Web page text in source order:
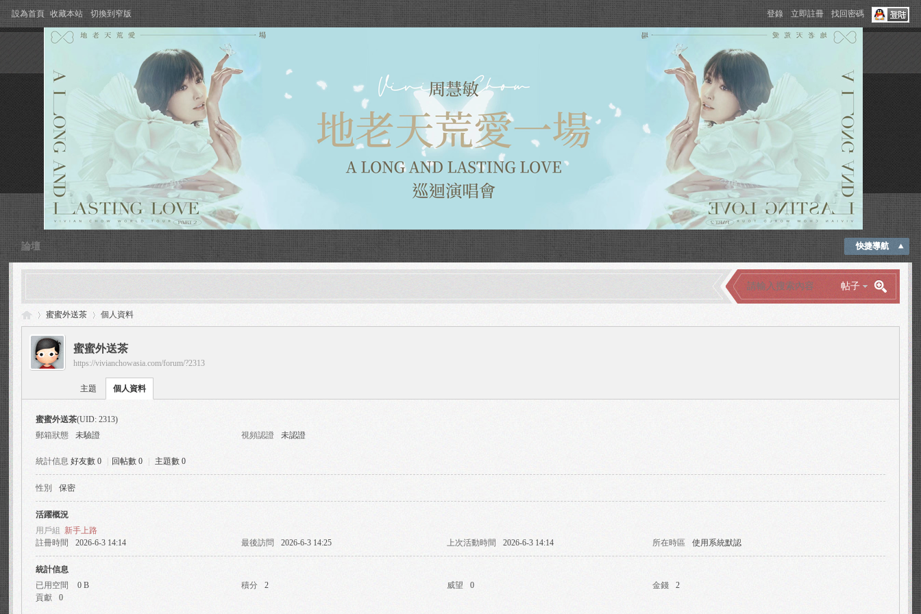
設為首頁 收藏本站 切換到窄版 登錄 立即註冊 找回密碼
快捷導航
論壇
帖子
›
蜜蜜外送茶 個人資料
蜜蜜外送茶
https://vivianchowasia.com/forum/?2313
主題 個人資料
蜜蜜外送茶(UID: 2313)
郵箱狀態
未驗證 視頻認證 未認證
統計信息 好友數 0 回帖數 0 主題數 0
性別 保密
活躍概況
用戶組 新手上路
註冊時間
2026-6-3 14:14 最後訪問 2026-6-3 14:25 上次活動時間 2026-6-3 14:14 所在時區 使用系統默認
統計信息
已用空間
0 B 積分 2 威望 0 金錢
2
貢獻
0